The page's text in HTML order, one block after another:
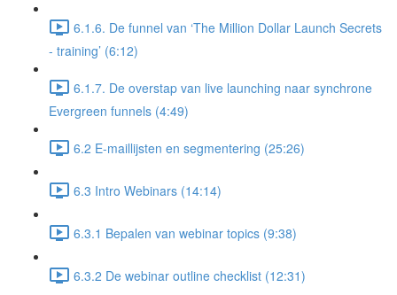
6.1.6. De funnel van ‘The Million Dollar Launch Secrets
- training’ (6:12)
6.1.7. De overstap van live launching naar synchrone
Evergreen funnels (4:49)
6.2 E-maillijsten en segmentering (25:26)
6.3 Intro Webinars (14:14)
6.3.1 Bepalen van webinar topics (9:38)
6.3.2 De webinar outline checklist (12:31)